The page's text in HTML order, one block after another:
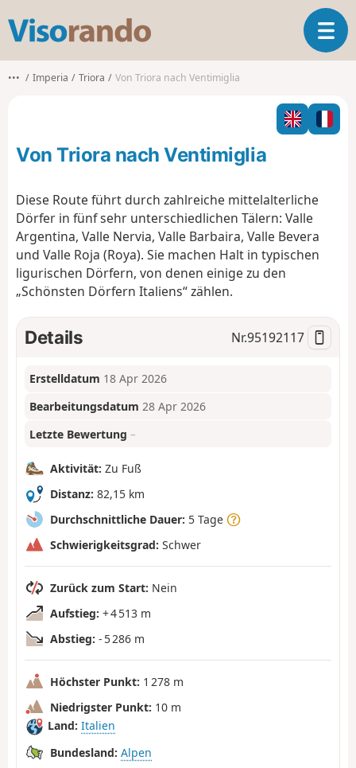
s
o
o
T
o
l
n
••• Imperia Triora Von Triora nach Ventimiglia
Von Triora nach Ventimiglia
Diese Route führt durch zahlreiche mittelalterliche
Dörfer in fünf sehr unterschiedlichen Tälern: Valle
Argentina, Valle Nervia, Valle Barbaira, Valle Bevera
und Valle Roja (Roya). Sie machen Halt in typischen
ligurischen Dörfern, von denen einige zu den
„Schönsten Dörfern Italiens“ zählen.
Details Nr.95192117
Erstelldatum 18 Apr 2026
Bearbeitungsdatum 28 Apr 2026
Letzte Bewertung –
Aktivität: Zu Fuß
Distanz: 82,15 km
Durchschnittliche Dauer: 5 Tage
Schwierigkeitsgrad: Schwer
Zurück zum Start: Nein
Aufstieg: + 4 513 m
Abstieg: - 5 286 m
Höchster Punkt: 1 278 m
Niedrigster Punkt: 10 m
Land: Italien
Bundesland: Alpen